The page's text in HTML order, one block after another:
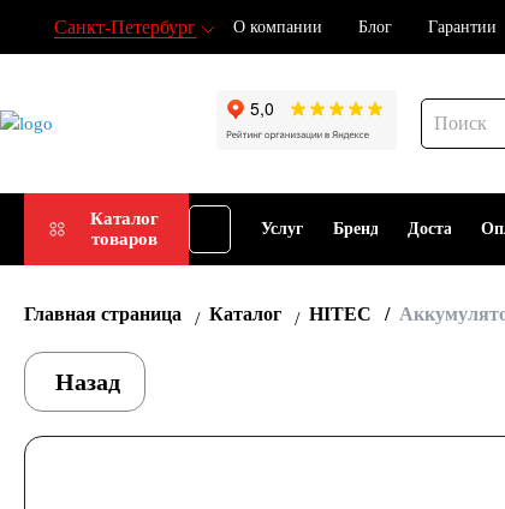
Санкт-Петербург О компании Блог Гарантии
Каталог
товаров
Подбор
АКБ
Услуги Бренды Доставка
Главная страница Каталог HITEC
Назад